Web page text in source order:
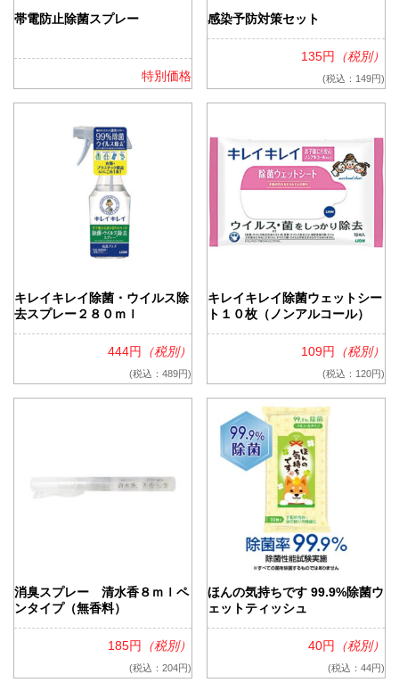
帯電防止除菌スプレー
特別価格
感染予防対策セット
135円 （税別）
(税込：149円)
キレイキレイ除菌・ウイルス除
去スプレー２８０ｍｌ
444円 （税別）
(税込：489円)
キレイキレイ除菌ウェットシー
ト１０枚（ノンアルコール）
109円 （税別）
(税込：120円)
消臭スプレー 清水香８ｍｌペ
ンタイプ（無香料）
185円 （税別）
(税込：204円)
ほんの気持ちです 99.9%除菌ウ
ェットティッシュ
40円 （税別）
(税込：44円)